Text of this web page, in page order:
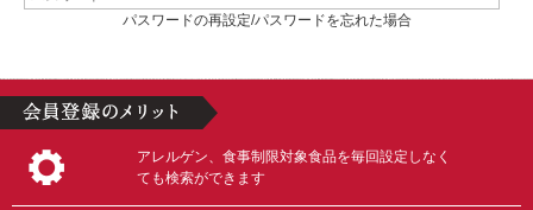
パスワードの再設定/パスワードを忘れた場合
アレルゲン、食事制限対象食品を毎回設定しなく
ても検索ができます